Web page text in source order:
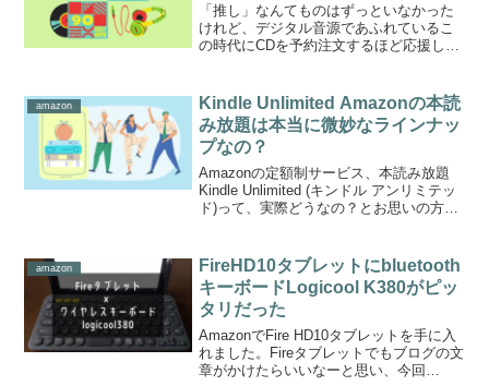
「推し」なんてものはずっといなかった
けれど、デジタル音源であふれているこ
の時代にCDを予約注文するほど応援した
いたはずが、まさかCDを買うとは自分で
も驚きです十数年ぶり...
amazon
Kindle Unlimited Amazonの本読
み放題は本当に微妙なラインナッ
プなの？
Amazonの定額制サービス、本読み放題
Kindle Unlimited (キンドル アンリミテッ
ド)って、実際どうなの？とお思いの方に
地、 Kin...
amazon
FireHD10タブレットにbluetooth
キーボードLogicool K380がピッ
タリだった
AmazonでFire HD10タブレットを手に入
れました。Fireタブレットでもブログの文
章がかけたらいいなーと思い、今回